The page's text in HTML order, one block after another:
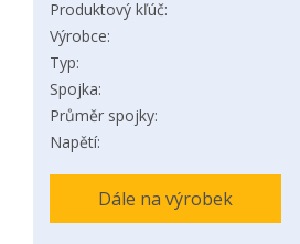
Produktový kľúč:
Výrobce:
Typ:
Spojka:
Průměr spojky:
Napětí:
Dále na výrobek